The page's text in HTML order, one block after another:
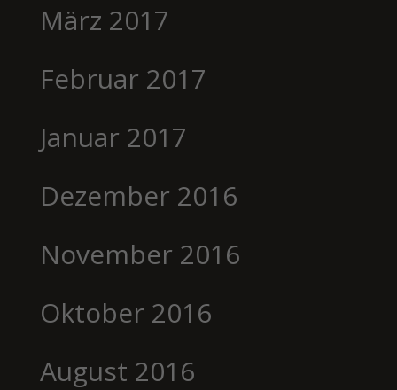
März 2017
Februar 2017
Januar 2017
Dezember 2016
November 2016
Oktober 2016
August 2016